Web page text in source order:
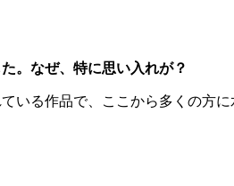
。なぜ、特に思い入れが？
いる作品で、ここから多くの方